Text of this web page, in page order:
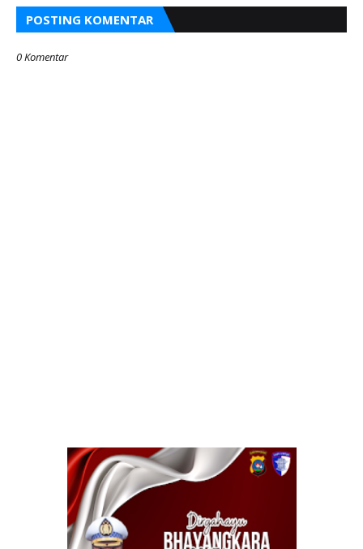
POSTING KOMENTAR
0 Komentar